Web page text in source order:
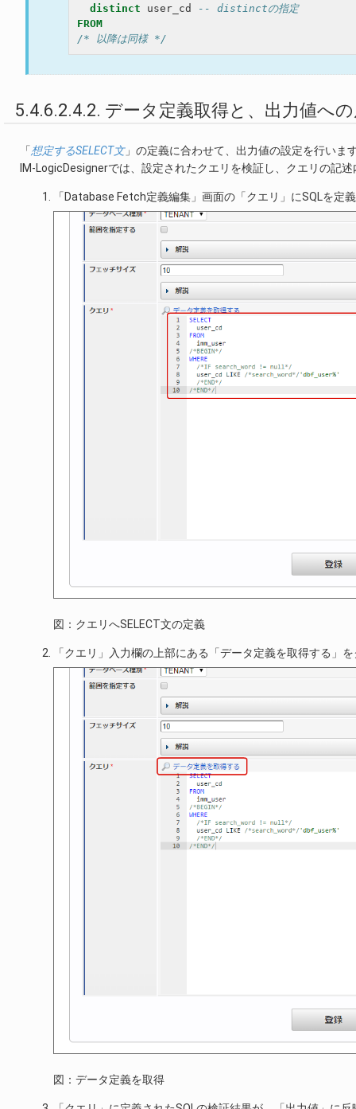
distinct user_cd
-- distinctの指定
FROM
/* 以降は同様 */
5.4.6.2.4.2. データ定義取得と、出力値へ
「想定するSELECT文」の定義に合わせて、出力値の設定を行いま
IM-LogicDesignerでは、設定されたクエリを検証し、クエリの記
「Database Fetch定義編集」画面の「クエリ」にSQLを定
図：クエリへSELECT文の定義
「クエリ」入力欄の上部にある「データ定義を取得する」
図：データ定義を取得